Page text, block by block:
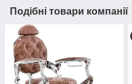
Подібні товари компанії